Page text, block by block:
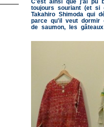
toujours souriant (et si
Takahiro Shimoda qui
parce qu'il veut
de saumon, les